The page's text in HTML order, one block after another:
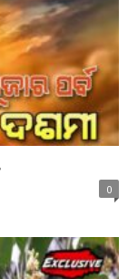
0